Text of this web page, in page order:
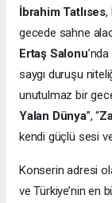
İbrahim Tatlıses,
gecede sahne
Ertaş Salonu
saygı duruşu
unutulmaz bir
Yalan Dünya”, “
kendi güçlü sesi
Konserin adresi
ve Türkiye’nin en